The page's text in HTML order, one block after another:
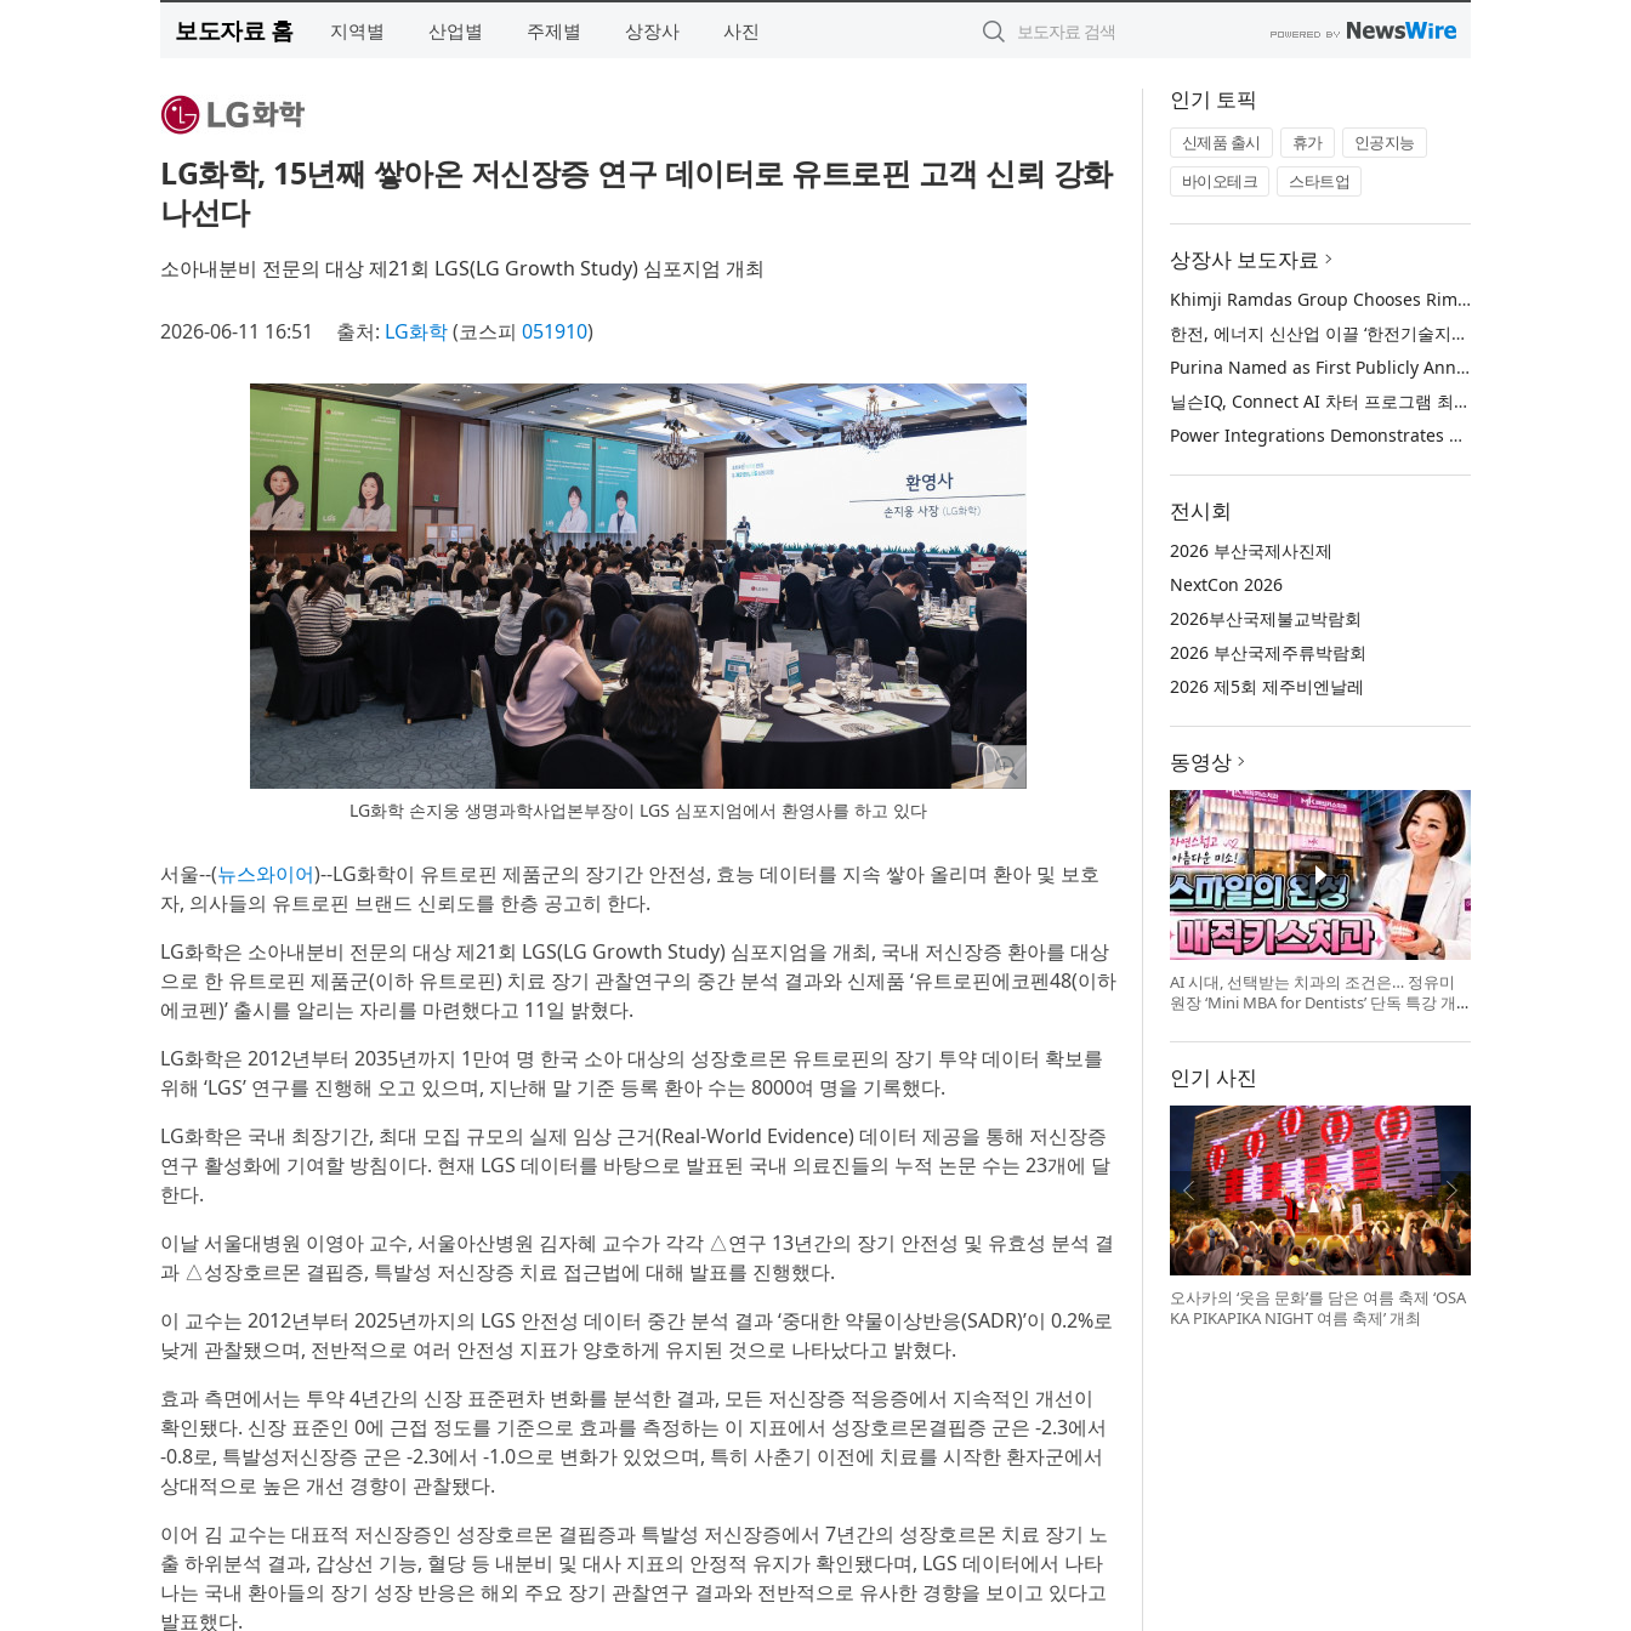
보도자료 홈 지역별 산업별 주제별 상장사 사진
LG화학, 15년째 쌓아온 저신장증 연구 데이터로 유트로핀 고객 신뢰 강화
나선다
소아내분비 전문의 대상 제21회 LGS(LG Growth Study) 심포지엄 개최
2026-06-11 16:51 출처: LG화학(코스피 051910)
LG화학 손지웅 생명과학사업본부장이 LGS 심포지엄에서 환영사를 하고 있다
서울--(뉴스와이어)--LG화학이 유트로핀 제품군의 장기간 안전성, 효능 데이터를 지속 쌓아 올리며 환아 및 보호
자, 의사들의 유트로핀 브랜드 신뢰도를 한층 공고히 한다.
LG화학은 소아내분비 전문의 대상 제21회 LGS(LG Growth Study) 심포지엄을 개최, 국내 저신장증 환아를 대상
으로 한 유트로핀 제품군(이하 유트로핀) 치료 장기 관찰연구의 중간 분석 결과와 신제품 ‘유트로핀에코펜48(이하
에코펜)’ 출시를 알리는 자리를 마련했다고 11일 밝혔다.
LG화학은 2012년부터 2035년까지 1만여 명 한국 소아 대상의 성장호르몬 유트로핀의 장기 투약 데이터 확보를
위해 ‘LGS’ 연구를 진행해 오고 있으며, 지난해 말 기준 등록 환아 수는 8000여 명을 기록했다.
LG화학은 국내 최장기간, 최대 모집 규모의 실제 임상 근거(Real-World Evidence) 데이터 제공을 통해 저신장증
연구 활성화에 기여할 방침이다. 현재 LGS 데이터를 바탕으로 발표된 국내 의료진들의 누적 논문 수는 23개에 달
한다.
이날 서울대병원 이영아 교수, 서울아산병원 김자혜 교수가 각각 △연구 13년간의 장기 안전성 및 유효성 분석 결
과 △성장호르몬 결핍증, 특발성 저신장증 치료 접근법에 대해 발표를 진행했다.
이 교수는 2012년부터 2025년까지의 LGS 안전성 데이터 중간 분석 결과 ‘중대한 약물이상반응(SADR)’이 0.2%로
낮게 관찰됐으며, 전반적으로 여러 안전성 지표가 양호하게 유지된 것으로 나타났다고 밝혔다.
효과 측면에서는 투약 4년간의 신장 표준편차 변화를 분석한 결과, 모든 저신장증 적응증에서 지속적인 개선이
확인됐다. 신장 표준인 0에 근접 정도를 기준으로 효과를 측정하는 이 지표에서 성장호르몬결핍증 군은 -2.3에서
-0.8로, 특발성저신장증 군은 -2.3에서 -1.0으로 변화가 있었으며, 특히 사춘기 이전에 치료를 시작한 환자군에서
상대적으로 높은 개선 경향이 관찰됐다.
이어 김 교수는 대표적 저신장증인 성장호르몬 결핍증과 특발성 저신장증에서 7년간의 성장호르몬 치료 장기 노
출 하위분석 결과, 갑상선 기능, 혈당 등 내분비 및 대사 지표의 안정적 유지가 확인됐다며, LGS 데이터에서 나타
나는 국내 환아들의 장기 성장 반응은 해외 주요 장기 관찰연구 결과와 전반적으로 유사한 경향을 보이고 있다고
발표했다.
인기 토픽
신제품 출시 휴가
인공지능
바이오테크
스타트업
상장사 보도자료
Khimji Ramdas Group Chooses Rimini Street to Reduce SAP Support Costs, Protect 700+ Customizations and Reinvest Savings in Innovation
한전, 에너지 신산업 이끌 ‘한전기술지주’ 공식 출범
Purina Named as First Publicly Announced NIQ ConnectAI Charter Client
닐슨IQ, Connect AI 차터 프로그램 최초 고객사 ‘퓨리나’ 선정
Power Integrations Demonstrates World’s First 2200 V GaN Technology for Next-Era High-Voltage Power Systems
전시회
2026 부산국제사진제
NextCon 2026
2026부산국제불교박람회
2026 부산국제주류박람회
2026 제5회 제주비엔날레
동영상
AI 시대, 선택받는 치과의 조건은… 정유미
원장 ‘Mini MBA for Dentists’ 단독 특강 개
인기 사진
오사카의 ‘웃음 문화’를 담은 여름 축제 ‘OSA
KA PIKAPIKA NIGHT 여름 축제’ 개최